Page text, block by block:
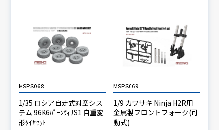
MSPS068
1/35 ロシア自走式対空シス
テム 96K6ﾊﾟｰﾝﾂｨﾘS1 自重変
形ﾀｲﾔｾｯﾄ
MSPS069
1/9 カワサキ Ninja H2R用
金属製フロントフォーク(可
動式)